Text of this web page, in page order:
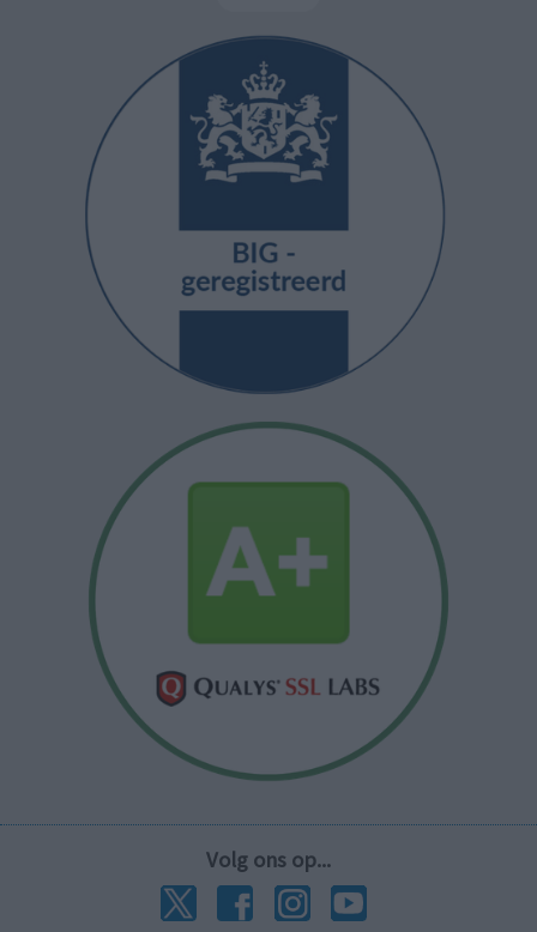
Volg ons op...